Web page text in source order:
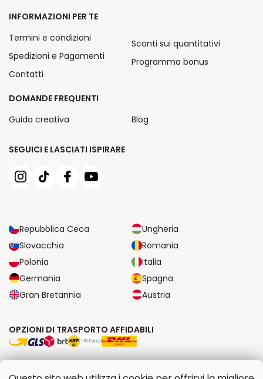
SEGUICI E LASCIATI ISPIRARE
Repubblica Ceca
Ungheria
Slovacchia
Romania
Polonia
Italia
Germania
Spagna
Gran Bretannia
Austria
INFORMAZIONI PER TE
Termini e condizioni
Spedizioni e Pagamenti
Contatti
Sconti sui quantitativi
Programma bonus
DOMANDE FREQUENTI
Guida creativa
Blog
OPZIONI DI TRASPORTO AFFIDABILI